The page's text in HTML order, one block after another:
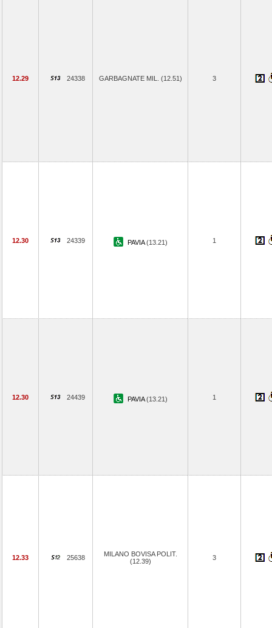
12.29 24338 GARBAGNATE MIL. (12.51) 3
12.30 24339 PAVIA(13.21) 1
12.30 24439 PAVIA(13.21) 1
12.33 25638
MILANO BOVISA POLIT.
(12.39)
3